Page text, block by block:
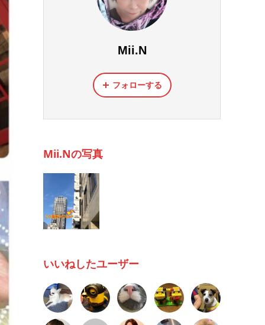
Mii.N
フォローする
Mii.Nの写真
いいねしたユーザー